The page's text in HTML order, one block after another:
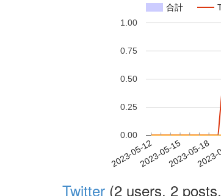
合計
2023-05-122023-05-152023-05-18
0.00
0.25
0.50
0.75
1.00
Twitter (2 users, 2